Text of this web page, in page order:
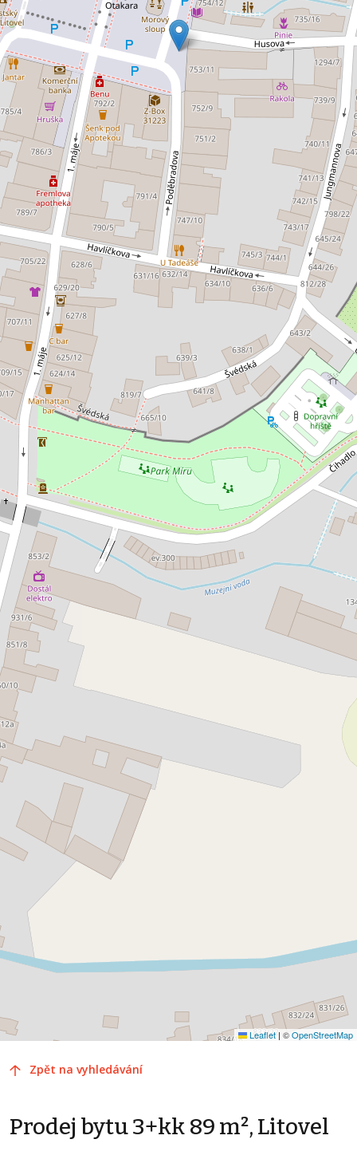
Leaflet | ©OpenStreetMap
Zpět na vyhledávání
Prodej bytu 3+kk 89 m², Litovel